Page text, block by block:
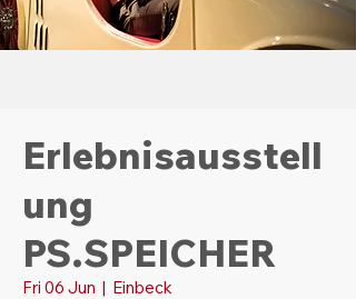
Erlebnisausstell
ung
PS.SPEICHER
Fri 06 Jun
  |
Einbeck